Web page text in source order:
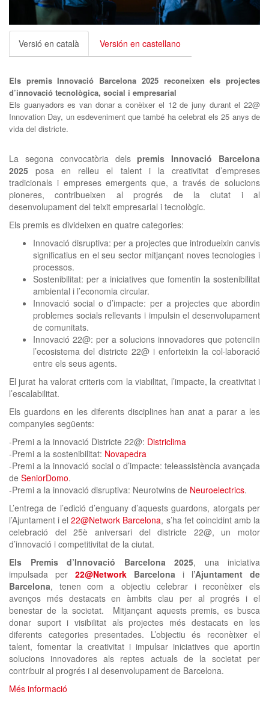
Versió en català Versión en castellano
Els premis Innovació Barcelona 2025 reconeixen els projectes
d’innovació tecnològica, social i empresarial
Els guanyadors es van donar a conèixer el 12 de juny durant el 22@
Innovation Day, un esdeveniment que també ha celebrat els 25 anys de
vida del districte.
La segona convocatòria delspremis Innovació Barcelona
2025 posa en relleu el talent i la creativitat d’empreses
tradicionals i empreses emergents que, a través de solucions
pioneres, contribueixen al progrés de la ciutat i al
desenvolupament del teixit empresarial i tecnològic.
Els premis es divideixen en quatre categories:
Innovació disruptiva: per a projectes que introdueixin canvis
significatius en el seu sector mitjançant noves tecnologies i
processos.
Sostenibilitat: per a iniciatives que fomentin la sostenibilitat
ambiental i l’economia circular.
Innovació social o d’impacte: per a projectes que abordin
problemes socials rellevants i impulsin el desenvolupament
de comunitats.
Innovació 22@: per a solucions innovadores que potenciïn
l’ecosistema del districte 22@ i enforteixin la col·laboració
entre els seus agents.
El jurat ha valorat criteris com la viabilitat, l’impacte, la creativitat i
l’escalabilitat.
Els guardons en les diferents disciplines han anat a parar a les
companyies següents:
-Premi a la innovació Districte 22@: Districlima
-Premi a la sostenibilitat: Novapedra
-Premi a la innovació social o d’impacte: teleassistència avançada
de SeniorDomo.
-Premi a la innovació disruptiva: Neurotwins de Neuroelectrics.
L’entrega de l’edició d’enguany d’aquests guardons, atorgats per
l’Ajuntament i el22@Network Barcelona, s’ha fet coincidint amb la
celebració del 25è aniversari del districte 22@, un motor
d’innovació i competitivitat de la ciutat.
Els Premis d’Innovació Barcelona 2025, una iniciativa
impulsada per 22@Network Barcelona i l’Ajuntament de
Barcelona, tenen com a objectiu celebrar i reconèixer els
avenços més destacats en àmbits clau per al progrés i el
benestar de la societat. Mitjançant aquests premis, es busca
donar suport i visibilitat als projectes més destacats en les
diferents categories presentades. L’objectiu és reconèixer el
talent, fomentar la creativitat i impulsar iniciatives que aportin
solucions innovadores als reptes actuals de la societat per
contribuir al progrés i al desenvolupament de Barcelona.
Més informació